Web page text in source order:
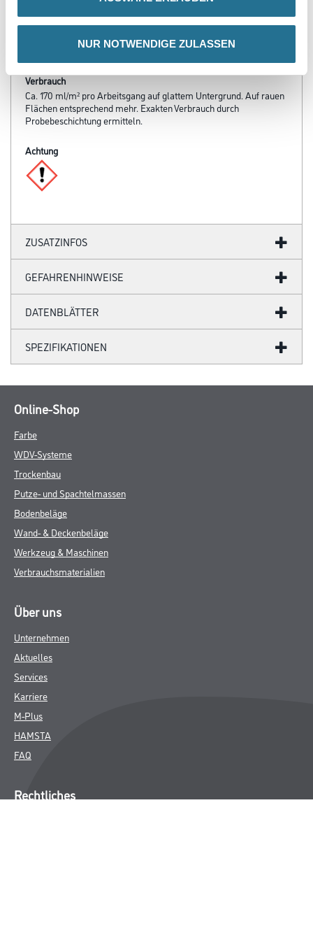
NUR NOTWENDIGE ZULASSEN
- sd-Wert < 0,1 m
- Hohe Deckkraft, so dass in den meisten Fällen nur ein Anstrich
Verbrauch
Ca. 170 ml/m² pro Arbeitsgang auf glattem Untergrund. Auf rauen
Flächen entsprechend mehr. Exakten Verbrauch durch
Probebeschichtung ermitteln.
Achtung
ZUSATZINFOS
GEFAHRENHINWEISE
DATENBLÄTTER
SPEZIFIKATIONEN
Online-Shop
Farbe
WDV-Systeme
Trockenbau
Putze- und Spachtelmassen
Bodenbeläge
Wand- & Deckenbeläge
Werkzeug & Maschinen
Verbrauchsmaterialien
Über uns
Unternehmen
Aktuelles
Services
Karriere
M-Plus
HAMSTA
FAQ
Rechtliches